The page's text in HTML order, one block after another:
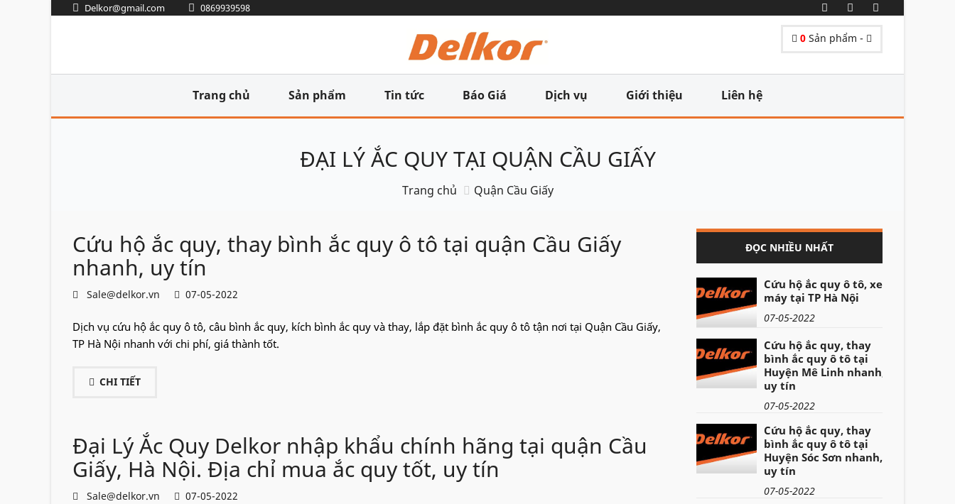
Delkor@gmail.com 0869939598
0 Sản phẩm -
Trang chủ Sản phẩm Tin tức Báo Giá Dịch vụ Giới thiệu Liên hệ
ĐẠI LÝ ẮC QUY TẠI QUẬN CẦU GIẤY
Trang chủ Quận Cầu Giấy
Cứu hộ ắc quy, thay bình ắc quy ô tô tại quận Cầu Giấy
nhanh, uy tín
Sale@delkor.vn 07-05-2022
Dịch vụ cứu hộ ắc quy ô tô, câu bình ắc quy, kích bình ắc quy và thay, lắp đặt bình ắc quy ô tô tận nơi tại Quận Cầu Giấy,
TP Hà Nội nhanh với chi phí, giá thành tốt.
CHI TIẾT
Đại Lý Ắc Quy Delkor nhập khẩu chính hãng tại quận Cầu
Giấy, Hà Nội. Địa chỉ mua ắc quy tốt, uy tín
Sale@delkor.vn 07-05-2022
ĐỌC NHIỀU NHẤT
Cứu hộ ắc quy ô tô, xe
máy tại TP Hà Nội
07-05-2022
Cứu hộ ắc quy, thay
bình ắc quy ô tô tại
Huyện Mê Linh nhanh,
uy tín
07-05-2022
Cứu hộ ắc quy, thay
bình ắc quy ô tô tại
Huyện Sóc Sơn nhanh,
uy tín
07-05-2022